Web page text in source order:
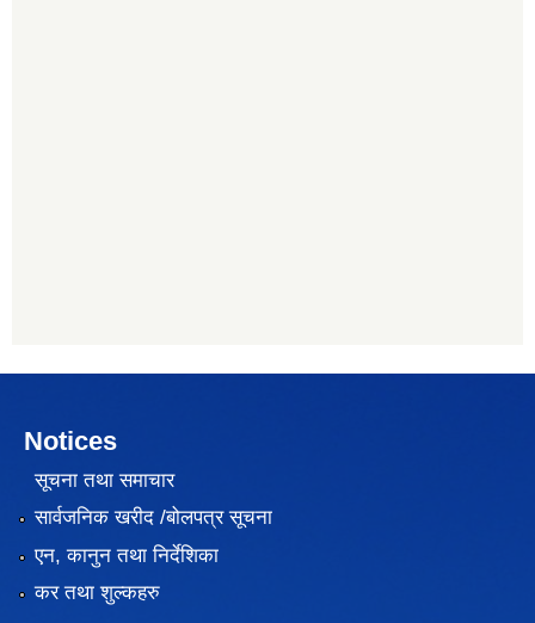
Notices
सूचना तथा समाचार
सार्वजनिक खरीद /बोलपत्र सूचना
एन, कानुन तथा निर्देशिका
कर तथा शुल्कहरु